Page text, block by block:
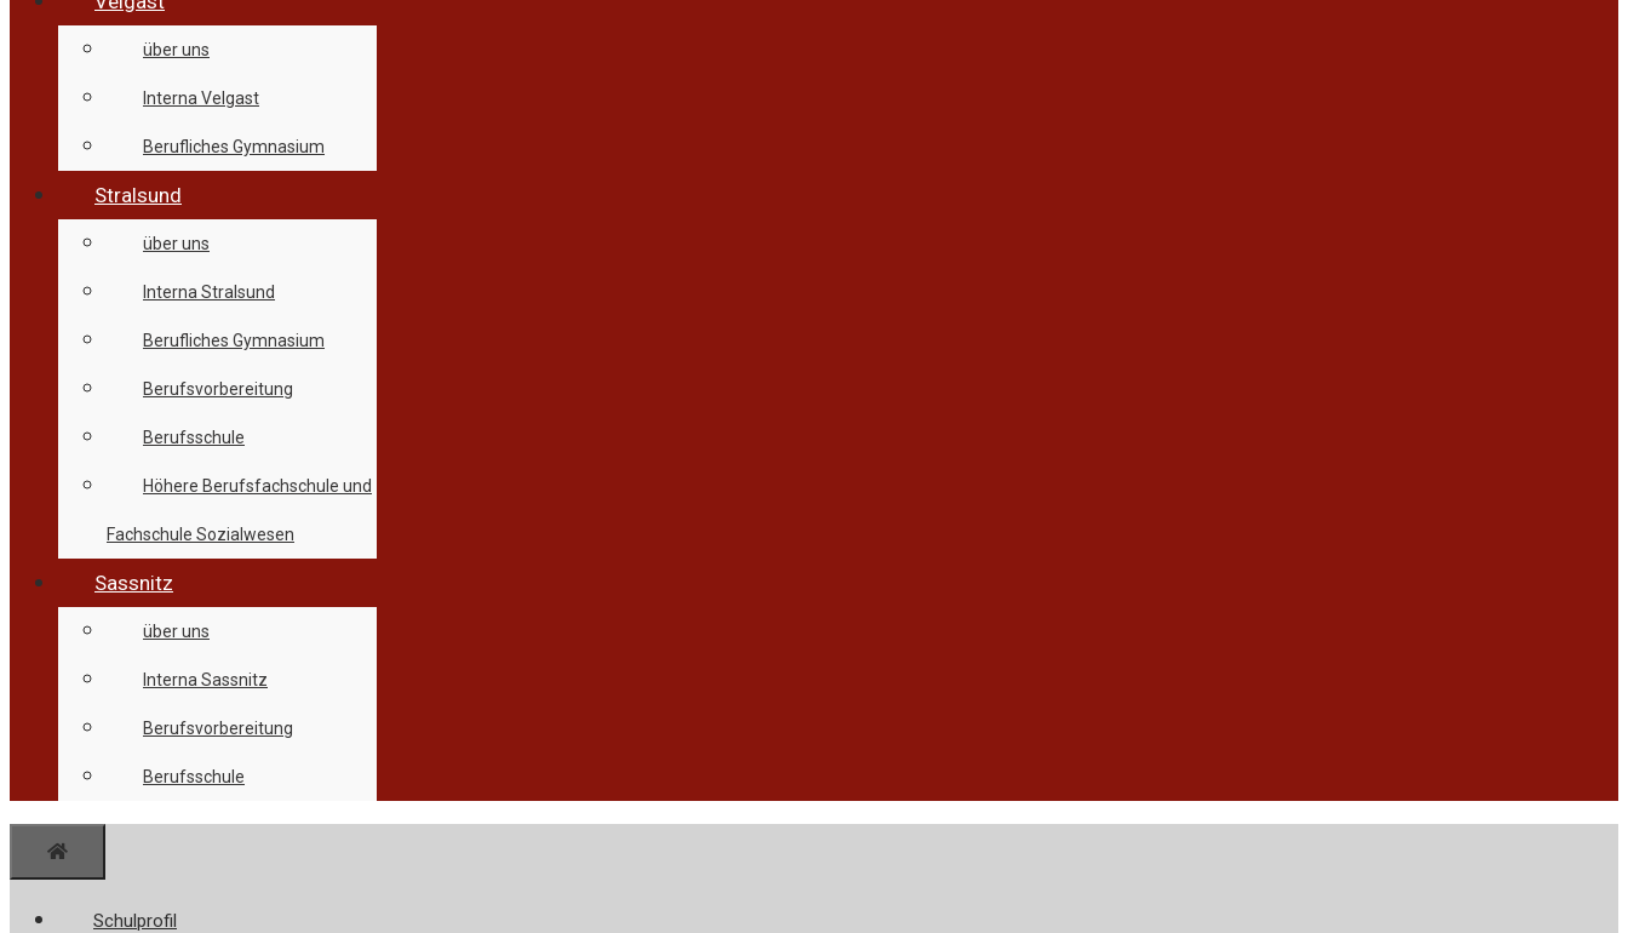
über uns
Interna Velgast
Berufliches Gymnasium
Stralsund
über uns
Interna Stralsund
Berufliches Gymnasium
Berufsvorbereitung
Berufsschule
Höhere Berufsfachschule und
Fachschule Sozialwesen
Sassnitz
über uns
Interna Sassnitz
Berufsvorbereitung
Berufsschule
Schulprofil